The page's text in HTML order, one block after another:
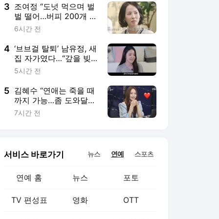
있다
3 조여정 “도넛 먹으며 벌
벌 떨어…버피 200개 벌
준다”
6시간 전
4 ‘브브걸 탈퇴’ 남유정, 새
집 자가였다…“갚을 빚
많아, 안 되면 서커스라
5시간 전
5 김혜수 “연애는 죽을 때
까지 가능…좀 도와달
라”
7시간 전
서비스 바로가기 뉴스 연예 스포츠
연예 홈 뉴스 포토
TV 편성표 영화 OTT